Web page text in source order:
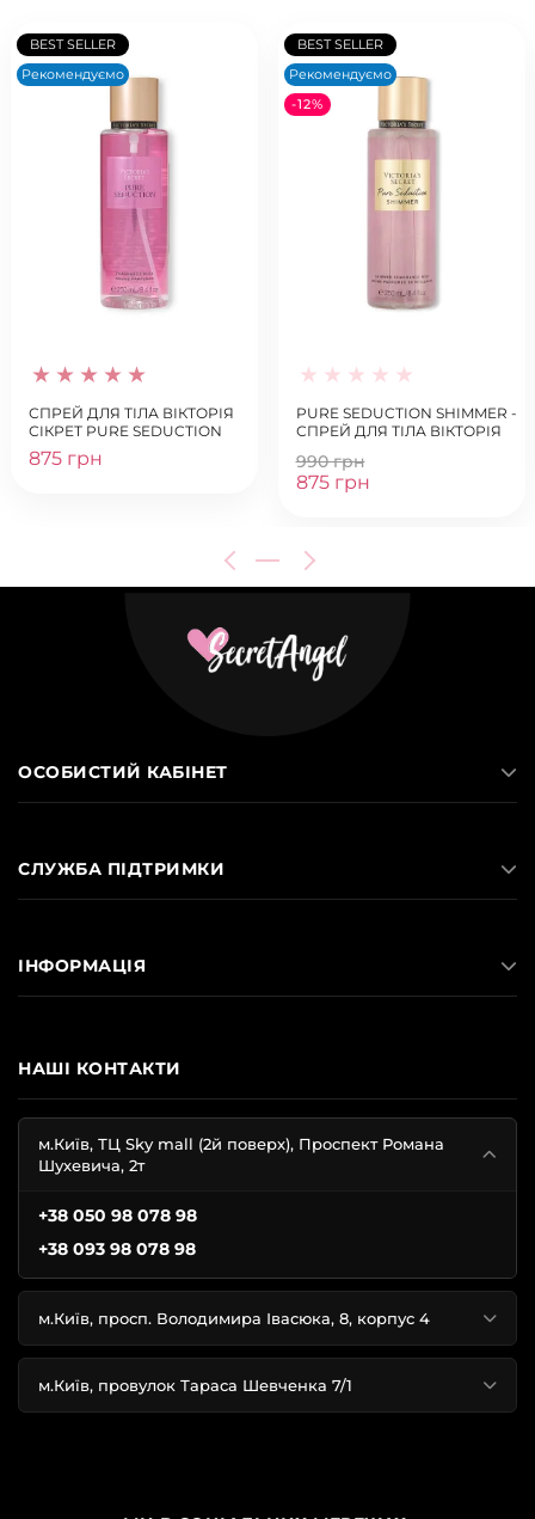
BEST SELLER
Рекомендуємо
СПРЕЙ ДЛЯ ТІЛА ВІКТОРІЯ
СІКРЕТ PURE SEDUCTION
875 грн
BEST SELLER
Рекомендуємо
-12%
PURE SEDUCTION SHIMMER -
СПРЕЙ ДЛЯ ТІЛА ВІКТОРІЯ
990 грн
875 грн
НАШІ КОНТАКТИ
м.Київ, ТЦ Sky mall (2й поверх), Проспект Романа
Шухевича, 2т
+38 050 98 078 98
+38 093 98 078 98
м.Київ, просп. Володимира Івасюка, 8, корпус 4
м.Київ, провулок Тараса Шевченка 7/1
ОСОБИСТИЙ КАБІНЕТ
СЛУЖБА ПІДТРИМКИ
ІНФОРМАЦІЯ